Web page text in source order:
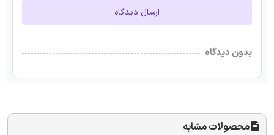
ارسال دیدگاه
بدون دیدگاه
محصولات مشابه